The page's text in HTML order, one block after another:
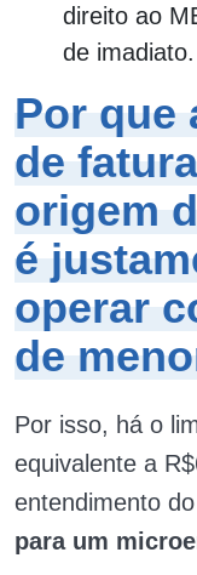
direito ao
de imadiato.
Por que
de
origem
é
operar
de
Por isso, há o
equivalente a
entendimento
para um